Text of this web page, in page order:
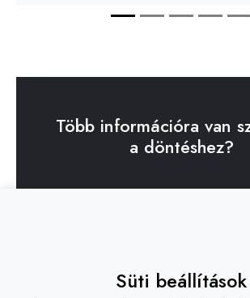
Több információra van
a döntéshez?
Süti beállítások